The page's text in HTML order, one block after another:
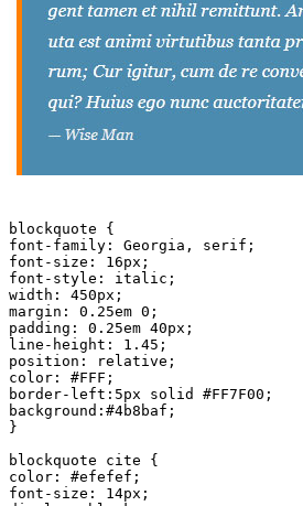
blockquote {
font-family: Georgia, serif;
font-size: 16px;
font-style: italic;
width: 450px;
margin: 0.25em 0;
padding: 0.25em 40px;
line-height: 1.45;
position: relative;
color: #FFF;
border-left:5px solid #FF7F00;
background:#4b8baf;
}
blockquote cite {
color: #efefef;
font-size: 14px;